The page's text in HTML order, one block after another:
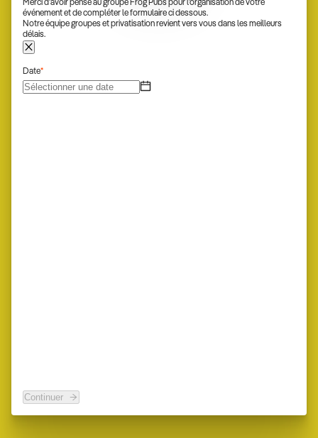
événement et de compléter le formulaire ci dessous.
Notre équipe groupes et privatisation revient vers vous dans les meilleurs
délais.
Date*
Continuer